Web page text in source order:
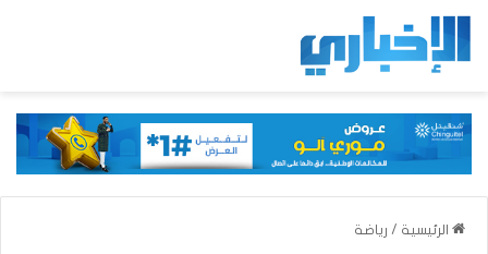
الرئيسية / رياضة